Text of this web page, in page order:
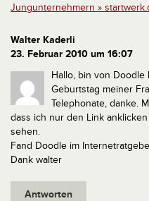
Jungunternehmern »
Walter Kaderli
23. Februar 2010 um 16:07
Hallo, bin von Doodle
Geburtstag meiner
Telephonate, danke.
dass ich nur den Link
sehen.
Fand Doodle im
Dank walter
Antworten